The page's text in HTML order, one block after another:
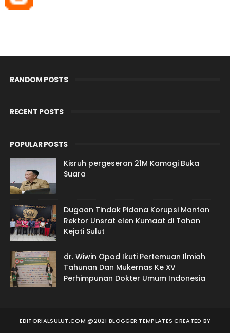
RANDOM POSTS
RECENT POSTS
POPULAR POSTS
Kisruh pergeseran 21M Kamagi Buka
Suara
Dugaan Tindak Pidana Korupsi Mantan
Rektor Unsrat elen Kumaat di Tahan
Kejati Sulut
dr. Wiwin Opod Ikuti Pertemuan Ilmiah
Tahunan Dan Mukernas Ke XV
Perhimpunan Dokter Umum Indonesia
EDITORIALSULUT.COM @2021 BLOGGER TEMPLATES CREATED BY